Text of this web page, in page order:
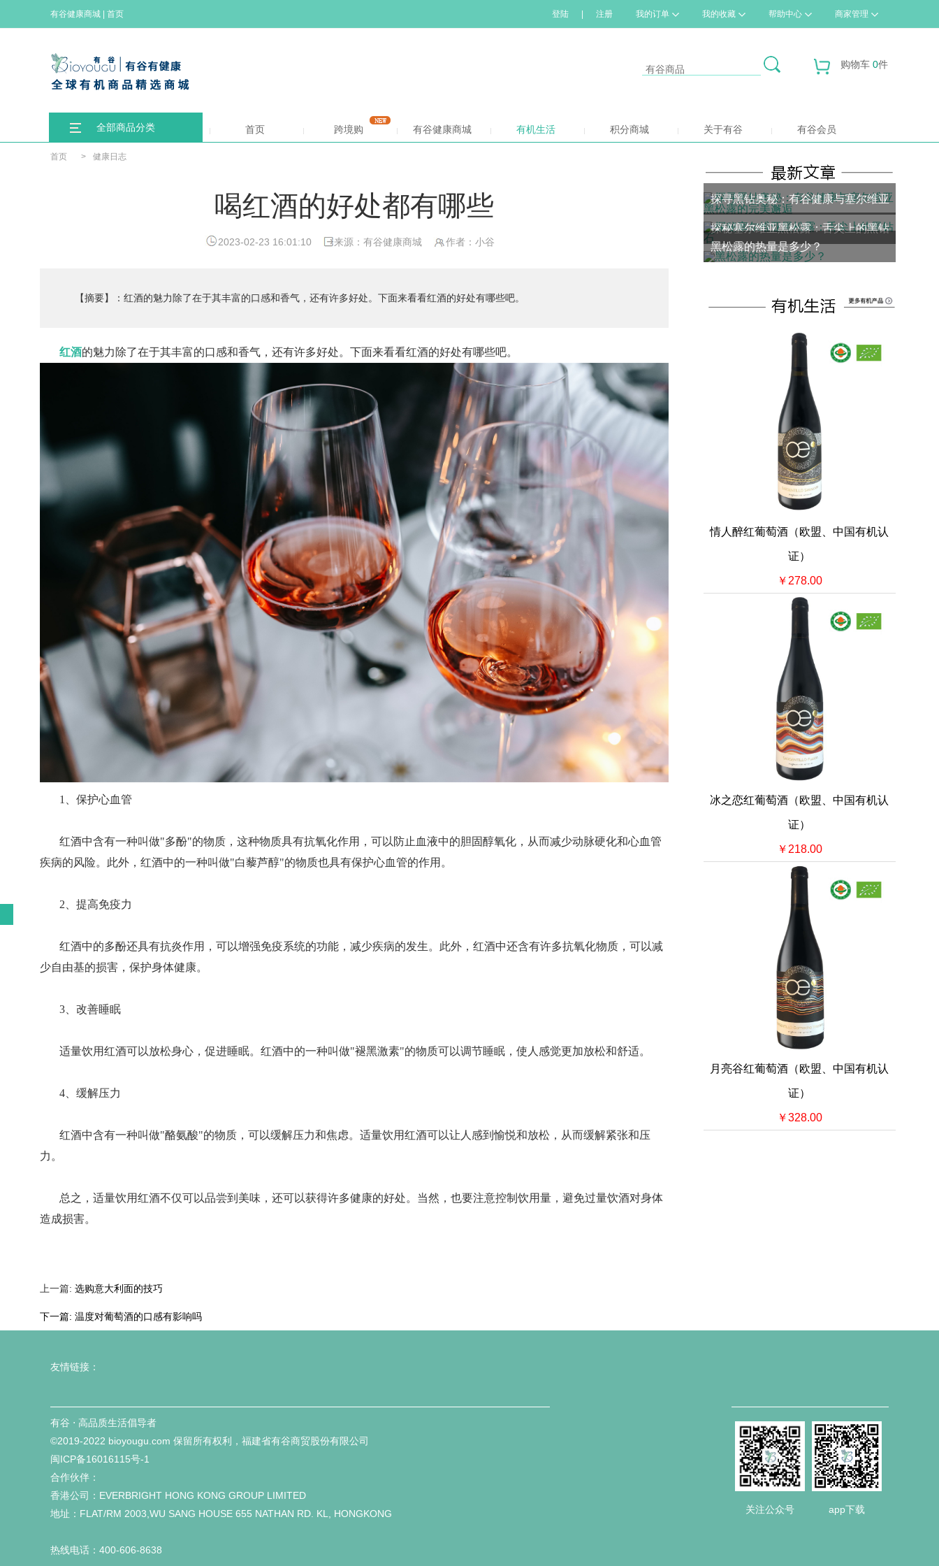
有谷健康商城 首页 登陆 注册 我的订单 我的收藏 帮助中心 商家管理
购物车 0件
全部商品分类 首页 跨境购 有谷健康商城 有机生活 积分商城 关于有谷 有谷会员
首页 > 健康日志
喝红酒的好处都有哪些
2023-02-23 16:01:10 来源：有谷健康商城 作者：小谷
【摘要】：红酒的魅力除了在于其丰富的口感和香气，还有许多好处。下面来看看红酒的好处有哪些吧。
红酒的魅力除了在于其丰富的口感和香气，还有许多好处。下面来看看红酒的好处有哪些吧。
1、保护心血管
红酒中含有一种叫做"多酚"的物质，这种物质具有抗氧化作用，可以防止血液中的胆固醇氧化，从而减少动脉硬化和心血管
疾病的风险。此外，红酒中的一种叫做"白藜芦醇"的物质也具有保护心血管的作用。
2、提高免疫力
红酒中的多酚还具有抗炎作用，可以增强免疫系统的功能，减少疾病的发生。此外，红酒中还含有许多抗氧化物质，可以减
少自由基的损害，保护身体健康。
3、改善睡眠
适量饮用红酒可以放松身心，促进睡眠。红酒中的一种叫做"褪黑激素"的物质可以调节睡眠，使人感觉更加放松和舒适。
4、缓解压力
红酒中含有一种叫做"酪氨酸"的物质，可以缓解压力和焦虑。适量饮用红酒可以让人感到愉悦和放松，从而缓解紧张和压
力。
总之，适量饮用红酒不仅可以品尝到美味，还可以获得许多健康的好处。当然，也要注意控制饮用量，避免过量饮酒对身体
造成损害。
上一篇: 选购意大利面的技巧
下一篇: 温度对葡萄酒的口感有影响吗
探寻黑钻奥秘：有谷健康与塞尔维亚
黑松露的完美邂逅
探秘塞尔维亚黑松露：舌尖上的黑钻
石
黑松露的热量是多少？
情人醉红葡萄酒（欧盟、中国有机认
证）
￥278.00
冰之恋红葡萄酒（欧盟、中国有机认
证）
￥218.00
月亮谷红葡萄酒（欧盟、中国有机认
证）
￥328.00
友情链接：
有谷 ⋅ 高品质生活倡导者
©2019-2022 bioyougu.com 保留所有权利，福建省有谷商贸股份有限公司
闽ICP备16016115号-1
合作伙伴：
香港公司：EVERBRIGHT HONG KONG GROUP LIMITED
地址：FLAT/RM 2003,WU SANG HOUSE 655 NATHAN RD. KL, HONGKONG
热线电话：400-606-8638
关注公众号 app下载